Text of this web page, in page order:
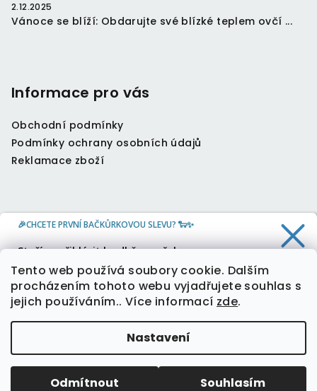
Tento web používá soubory cookie. Dalším
procházením tohoto webu vyjadřujete souhlas s
jejich používáním.. Více informací zde.
Nastavení
Odmítnout Souhlasím
2.12.2025
Vánoce se blíží: Obdarujte své blízké teplem ovčí ...
Informace pro vás
Obchodní podmínky
Podmínky ochrany osobních údajů
Reklamace zboží
info@oveckahreje.cz
+420 604 804 379
Upravit nastavení cookies
🎉CHCETE PRVNÍ BAČKŮRKOVOU SLEVU? 🐑✨
Stačí se přihlásit k odběru našeho
Zásady zpracování osobních údajů